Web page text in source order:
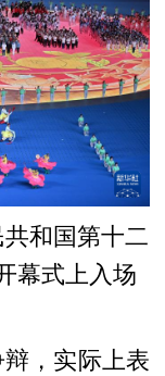
和国第十二
幕式上入场
，实际上表